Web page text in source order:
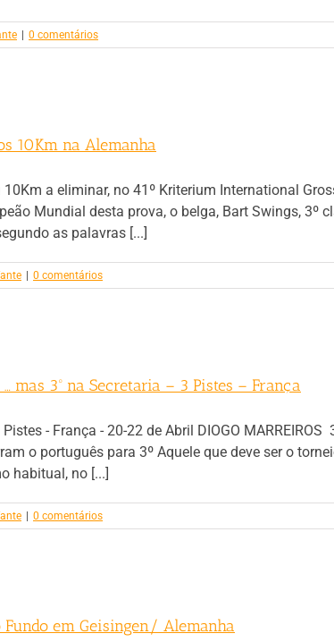
0 comentários
10Km na Alemanha
a eliminar, no 41º Kriterium International
Mundial desta prova, o belga, Bart Swings,
as palavras [...]
0 comentários
mas 3º na Secretaria – 3 Pistes – França
- França - 20-22 de Abril DIOGO
o português para 3º Aquele que deve ser o
habitual, no [...]
0 comentários
Fundo em Geisingen/ Alemanha